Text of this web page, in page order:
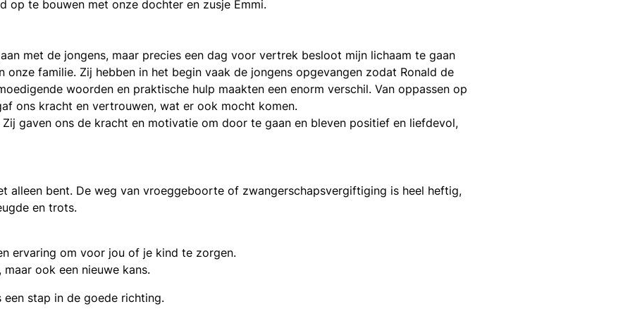
op te bouwen met onze dochter en zusje Emmi.
met de jongens, maar precies een dag voor vertrek besloot mijn lichaam te gaan
familie. Zij hebben in het begin vaak de jongens opgevangen zodat Ronald de
woorden en praktische hulp maakten een enorm verschil. Van oppassen op
ons kracht en vertrouwen, wat er ook mocht komen.
gaven ons de kracht en motivatie om door te gaan en bleven positief en liefdevol,
alleen bent. De weg van vroeggeboorte of zwangerschapsvergiftiging is heel heftig,
en trots.
ervaring om voor jou of je kind te zorgen.
ook een nieuwe kans.
een stap in de goede richting.